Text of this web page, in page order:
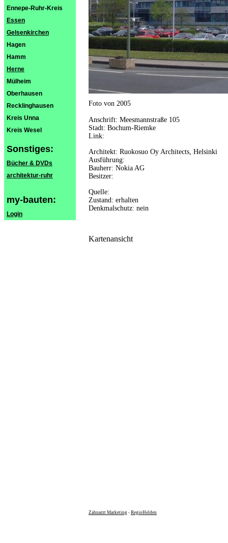
Ennepe-Ruhr-Kreis
Essen
Gelsenkirchen
Hagen
Hamm
Herne
Mülheim
Oberhausen
Recklinghausen
Kreis Unna
Kreis Wesel
Sonstiges:
Bücher & DVDs
architektur-ruhr
my-bauten:
Login
Foto von 2005
Anschrift: Meesmannstraße 105
Stadt: Bochum-Riemke
Link:
Architekt: Ruokosuo Oy Architects, Helsinki
Ausführung:
Bauherr: Nokia AG
Besitzer:
Quelle:
Zustand: erhalten
Denkmalschutz: nein
Kartenansicht
Zahnarzt Marketing - RegioHelden